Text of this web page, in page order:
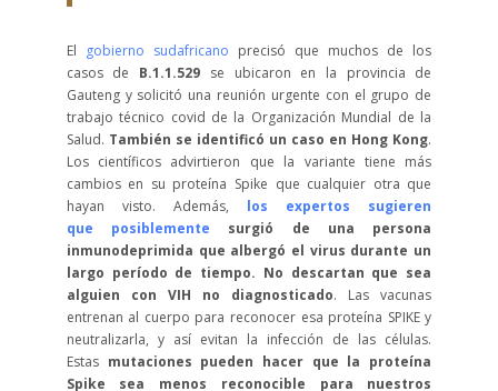
El gobierno sudafricano precisó que muchos de los
casos de B.1.1.529 se ubicaron en la provincia de
Gauteng y solicitó una reunión urgente con el grupo de
trabajo técnico covid de la Organización Mundial de la
Salud. También se identificó un caso en Hong Kong.
Los científicos advirtieron que la variante tiene más
cambios en su proteína Spike que cualquier otra que
hayan visto. Además, los expertos sugieren
que posiblemente surgió de una persona
inmunodeprimida que albergó el virus durante un
largo período de tiempo. No descartan que sea
alguien con VIH no diagnosticado. Las vacunas
entrenan al cuerpo para reconocer esa proteína SPIKE y
neutralizarla, y así evitan la infección de las células.
Estas mutaciones pueden hacer que la proteína
Spike sea menos reconocible para nuestros